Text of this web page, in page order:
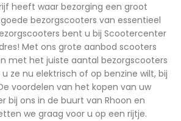
heeft waar bezorging een groot
bezorgscooters van essentieel
bent u bij Scootercenter
Met ons grote aanbod scooters
met het juiste aantal bezorgscooters
ze nu elektrisch of op benzine wilt, bij
voordelen van het kopen van uw
bij ons in de buurt van Rhoon en
we graag voor u op een rijtje.